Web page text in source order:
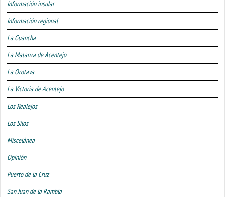
Información insular
Información regional
La Guancha
La Matanza de Acentejo
La Orotava
La Victoria de Acentejo
Los Realejos
Los Silos
Miscelánea
Opinión
Puerto de la Cruz
San Juan de la Rambla